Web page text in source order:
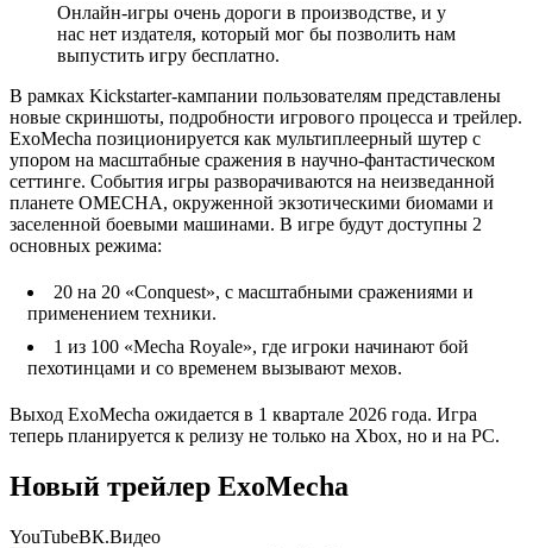
Онлайн-игры очень дороги в производстве, и у
нас нет издателя, который мог бы позволить нам
выпустить игру бесплатно.
В рамках Kickstarter-кампании пользователям представлены
новые скриншоты, подробности игрового процесса и трейлер.
ExoMecha позиционируется как мультиплеерный шутер с
упором на масштабные сражения в научно-фантастическом
сеттинге. События игры разворачиваются на неизведанной
планете OMECHA, окруженной экзотическими биомами и
заселенной боевыми машинами. В игре будут доступны 2
основных режима:
20 на 20 «Conquest», с масштабными сражениями и
применением техники.
1 из 100 «Mecha Royale», где игроки начинают бой
пехотинцами и со временем вызывают мехов.
Выход ExoMecha ожидается в 1 квартале 2026 года. Игра
теперь планируется к релизу не только на Xbox, но и на PC.
Новый трейлер ExoMecha
YouTubeВК.Видео